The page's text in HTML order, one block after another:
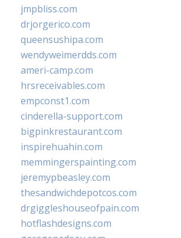
jmpbliss.com
drjorgerico.com
queensushipa.com
wendyweimerdds.com
ameri-camp.com
hrsreceivables.com
empconst1.com
cinderella-support.com
bigpinkrestaurant.com
inspirehuahin.com
memmingerspainting.com
jeremypbeasley.com
thesandwichdepotcos.com
drgiggleshouseofpain.com
hotflashdesigns.com